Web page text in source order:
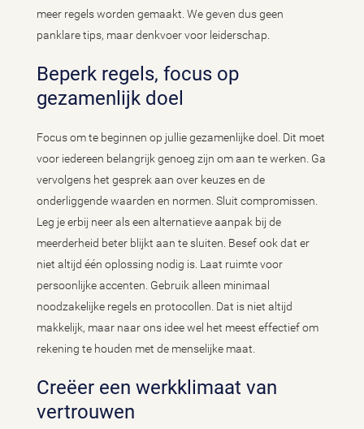
meer regels worden gemaakt. We geven dus geen
panklare tips, maar denkvoer voor leiderschap.
Beperk regels, focus op
gezamenlijk doel
Focus om te beginnen op jullie gezamenlijke doel. Dit moet
voor iedereen belangrijk genoeg zijn om aan te werken. Ga
vervolgens het gesprek aan over keuzes en de
onderliggende waarden en normen. Sluit compromissen.
Leg je erbij neer als een alternatieve aanpak bij de
meerderheid beter blijkt aan te sluiten. Besef ook dat er
niet altijd één oplossing nodig is. Laat ruimte voor
persoonlijke accenten. Gebruik alleen minimaal
noodzakelijke regels en protocollen. Dat is niet altijd
makkelijk, maar naar ons idee wel het meest effectief om
rekening te houden met de menselijke maat.
Creëer een werkklimaat van
vertrouwen